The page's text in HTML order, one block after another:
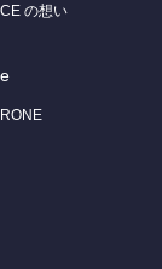
の想い